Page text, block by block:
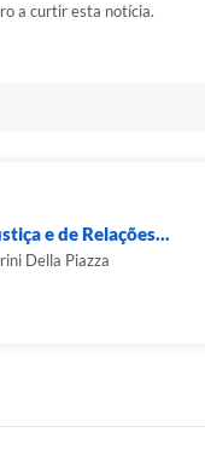
a curtir esta notícia.
e de Relações...
Della Piazza